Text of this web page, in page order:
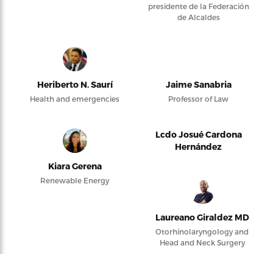
presidente de la Federación
de Alcaldes
Heriberto N. Saurí
Health and emergencies
Jaime Sanabria
Professor of Law
Kiara Gerena
Renewable Energy
Lcdo Josué Cardona
Hernández
Laureano Giraldez MD
Otorhinolaryngology and
Head and Neck Surgery